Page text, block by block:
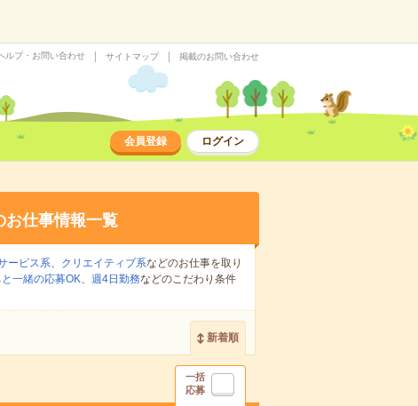
ルプ・お問い合わせ サイトマップ 掲載のお問い合わせ
会員登録 ログイン
お仕事情報一覧
ービス系、 クリエイティブ系などのお仕事を取り
一緒の応募OK、 週4日勤務などのこだわり条件
新着順
一括
応募